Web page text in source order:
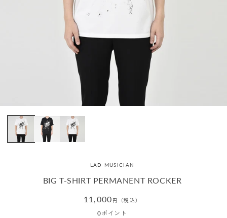
LAD MUSICIAN
BIG T-SHIRT PERMANENT ROCKER
通
11,000 円（税込）
0ポイント